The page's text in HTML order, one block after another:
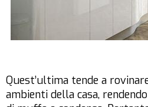
Quest’ultima tende a
ambienti della casa,